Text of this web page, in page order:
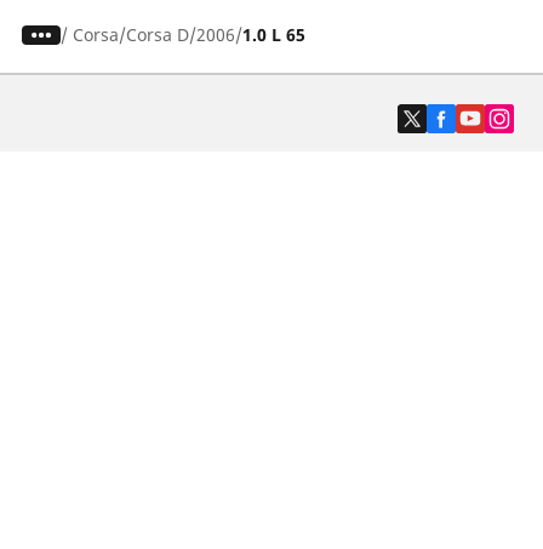
/ Corsa Corsa D 2006 1.0 L 65